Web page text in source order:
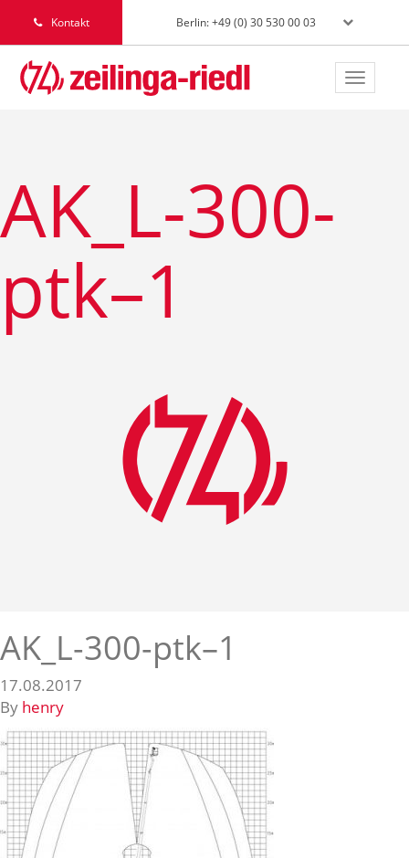
Kontakt Berlin: +49 (0) 30 530 00 03
Toggle
AK_L-300-
ptk–1
AK_L-300-ptk–1
17.08.2017
By henry